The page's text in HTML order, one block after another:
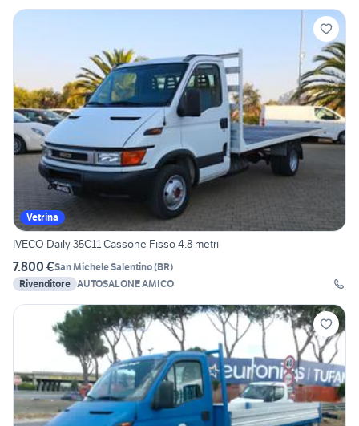
Vetrina
IVECO Daily 35C11 Cassone Fisso 4.8 metri
7.800 €San Michele Salentino(BR)
Rivenditore AUTOSALONE AMICO